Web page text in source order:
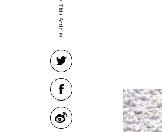
Share This Articles